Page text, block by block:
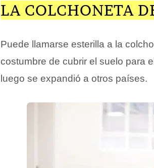
LA COLCHONETA
Puede llamarse esterilla a la
costumbre de cubrir el suelo para
luego se expandió a otros países.